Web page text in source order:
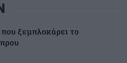
ξεμπλοκάρει το